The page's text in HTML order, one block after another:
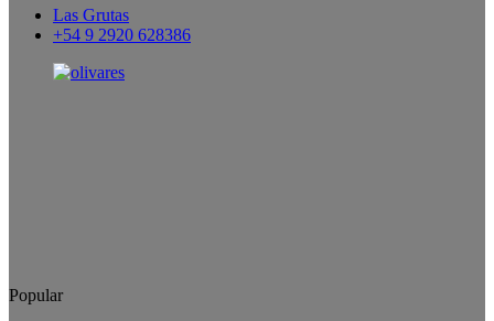
Las Grutas
+54 9 2920 628386
Popular